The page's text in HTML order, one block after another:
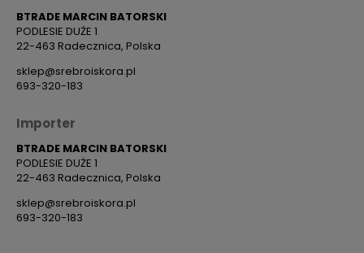
BTRADE MARCIN BATORSKI
PODLESIE DUŻE 1
22-463 Radecznica, Polska
sklep@srebroiskora.pl
693-320-183
Importer
BTRADE MARCIN BATORSKI
PODLESIE DUŻE 1
22-463 Radecznica, Polska
sklep@srebroiskora.pl
693-320-183